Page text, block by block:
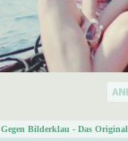
Gegen Bilderklau - Das Original